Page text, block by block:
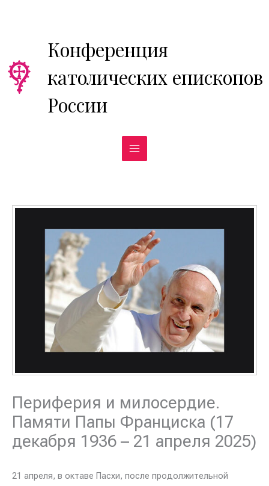
Конференция
католических епископов
России
Периферия и милосердие.
Памяти Папы Франциска (17
декабря 1936 – 21 апреля 2025)
21 апреля, в октаве Пасхи, после продолжительной